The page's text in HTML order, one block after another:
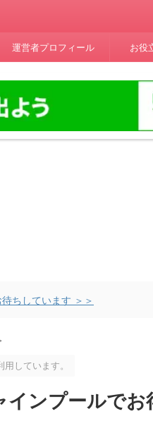
運営者プロフィール お役
ちしています ＞＞
しています。
ンプールでお